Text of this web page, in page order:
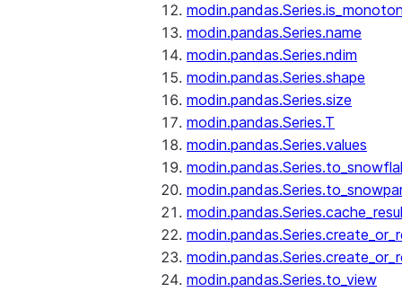
modin.pandas.Series.name
modin.pandas.Series.ndim
modin.pandas.Series.shape
modin.pandas.Series.size
modin.pandas.Series.T
modin.pandas.Series.values
modin.pandas.Series.to_view